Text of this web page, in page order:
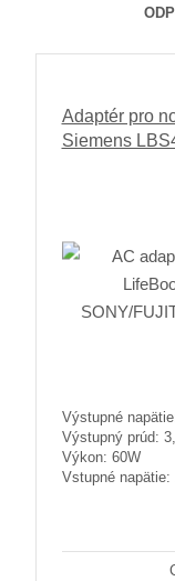
Adaptér pro
Siemens
Výstupné
Výstupný prúd:
Výkon: 60W
Vstupné napätie: